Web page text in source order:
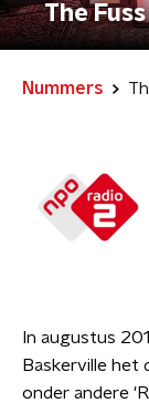
The
Nummers
In augustus
Baskerville het
onder andere